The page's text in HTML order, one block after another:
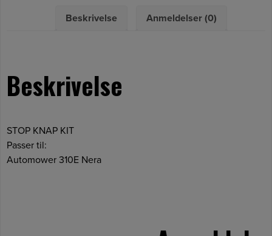
Beskrivelse Anmeldelser (0)
Beskrivelse
STOP KNAP KIT
Passer til:
Automower 310E Nera